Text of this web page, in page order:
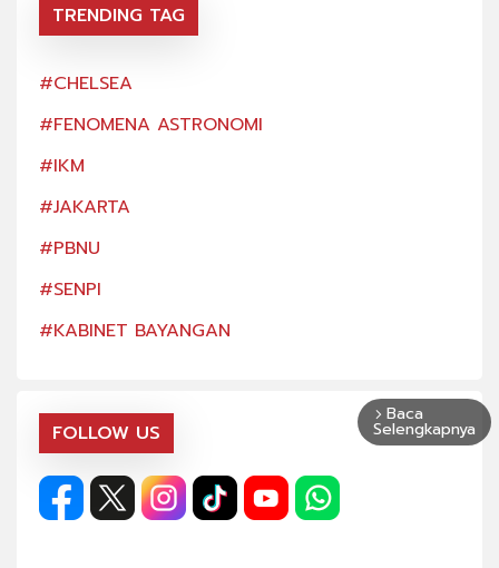
TRENDING TAG
#CHELSEA
#FENOMENA ASTRONOMI
#IKM
#JAKARTA
#PBNU
#SENPI
#KABINET BAYANGAN
FOLLOW US
arrow_forward_ios Baca
Selengkapnya